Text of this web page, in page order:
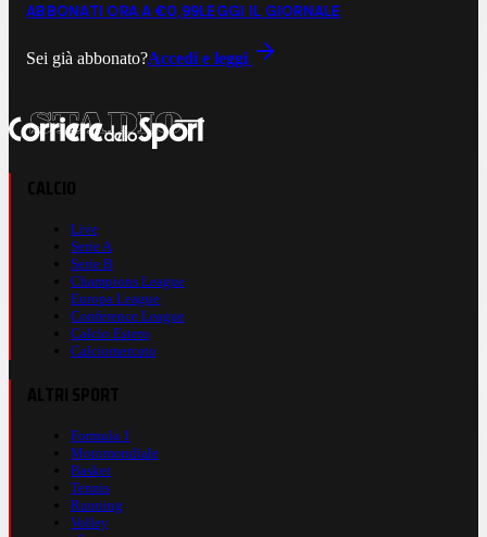
ABBONATI ORA A €0,99LEGGI IL GIORNALE
Sei già abbonato?Accedi e leggi
Live
Serie A
Serie B
Champions League
Europa League
Conference League
Calcio Estero
Calciomercato
Formula 1
Motomondiale
Basket
Tennis
Running
Volley